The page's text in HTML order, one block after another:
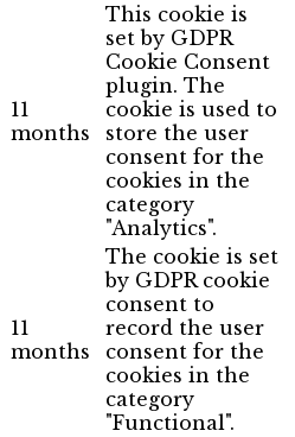
11
months
This cookie is
set by GDPR
Cookie Consent
plugin. The
cookie is used to
store the user
consent for the
cookies in the
category
"Analytics".
11
months
The cookie is set
by GDPR cookie
consent to
record the user
consent for the
cookies in the
category
"Functional".